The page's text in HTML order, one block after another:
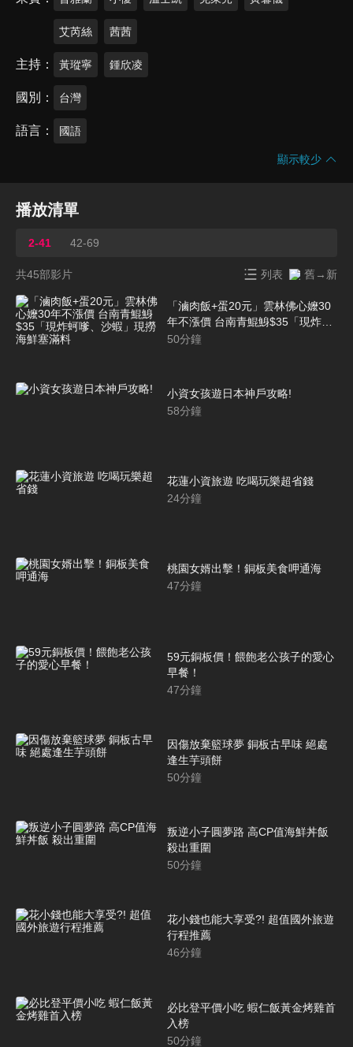
艾芮絲 茜茜
主持 黃瑽寧 鍾欣凌
國別 台灣
語言 國語
顯示較少
播放清單
2-41 42-69
共45部影片 列表 舊→新
「滷肉飯+蛋20元」雲林佛心嬤30
年不漲價 台南青鯤鯓$35「現炸蚵
嗲、沙蝦」現撈海鮮塞滿料
50分鐘
小資女孩遊日本神戶攻略!
58分鐘
花蓮小資旅遊 吃喝玩樂超省錢
24分鐘
桃園女婿出擊！銅板美食呷通海
47分鐘
59元銅板價！餵飽老公孩子的愛心
早餐！
47分鐘
因傷放棄籃球夢 銅板古早味 絕處
逢生芋頭餅
50分鐘
叛逆小子圓夢路 高CP值海鮮丼飯
殺出重圍
50分鐘
花小錢也能大享受?! 超值國外旅遊
行程推薦
46分鐘
必比登平價小吃 蝦仁飯黃金烤雞首
入榜
50分鐘